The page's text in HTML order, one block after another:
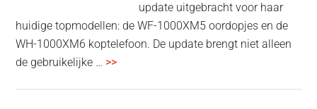
update uitgebracht voor haar
huidige topmodellen: de WF-1000XM5 oordopjes en de
WH-1000XM6 koptelefoon. De update brengt niet alleen
de gebruikelijke … >>overSony